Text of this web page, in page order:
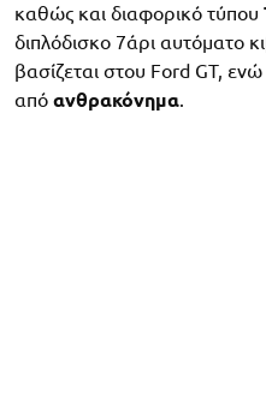
καθώς και διαφορικό τύπου
διπλόδισκο 7άρι αυτόματο
βασίζεται στου Ford GT,
από ανθρακόνημα.